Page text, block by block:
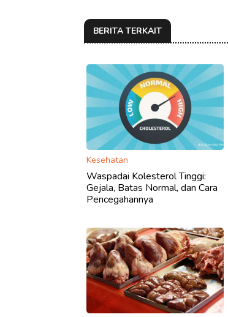
BERITA TERKAIT
Kesehatan
Waspadai Kolesterol Tinggi:
Gejala, Batas Normal, dan Cara
Pencegahannya